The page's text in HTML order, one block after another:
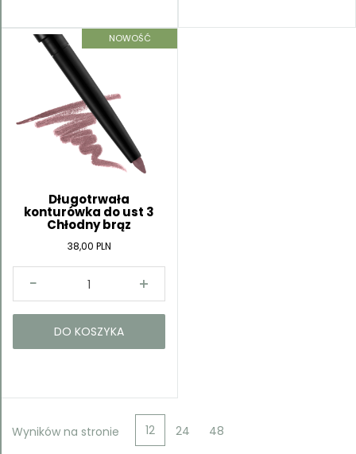
NOWOŚĆ
Długotrwała
konturówka do ust 3
Chłodny brąz
38,00 PLN
DO KOSZYKA
Wyników na stronie 12 24 48